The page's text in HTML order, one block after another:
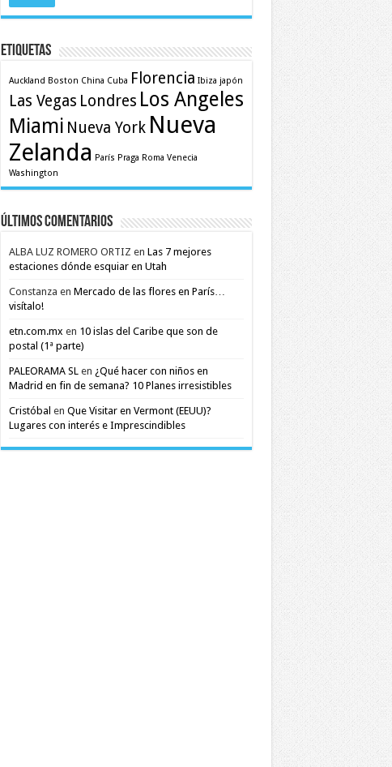
Etiquetas
Auckland Boston China Cuba Florencia Ibiza japón
Las Vegas Londres Los Angeles
Miami Nueva York Nueva
Zelanda París Praga Roma Venecia
Washington
Últimos comentarios
ALBA LUZ ROMERO ORTIZ en Las 7 mejores
estaciones dónde esquiar en Utah
Constanza en Mercado de las flores en París…
visítalo!
etn.com.mx en 10 islas del Caribe que son de
postal (1ª parte)
PALEORAMA SLen ¿Qué hacer con niños en
Madrid en fin de semana? 10 Planes irresistibles
Cristóbal en Que Visitar en Vermont (EEUU)?
Lugares con interés e Imprescindibles